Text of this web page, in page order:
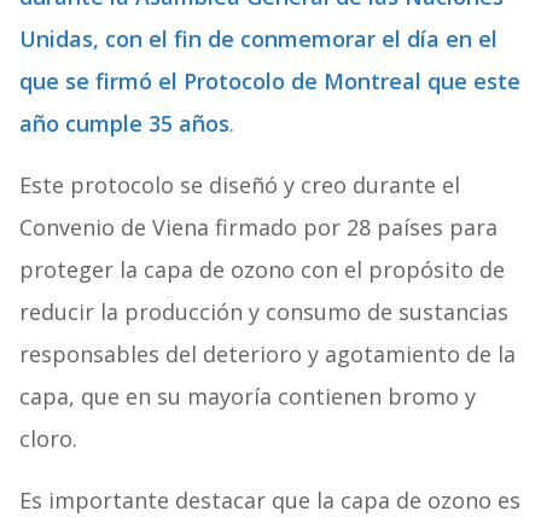
Unidas, con el fin de conmemorar el día en el
que se firmó el Protocolo de Montreal que este
año cumple 35 años.
Este protocolo se diseñó y creo durante el
Convenio de Viena firmado por 28 países para
proteger la capa de ozono con el propósito de
reducir la producción y consumo de sustancias
responsables del deterioro y agotamiento de la
capa, que en su mayoría contienen bromo y
cloro.
Es importante destacar que la capa de ozono es